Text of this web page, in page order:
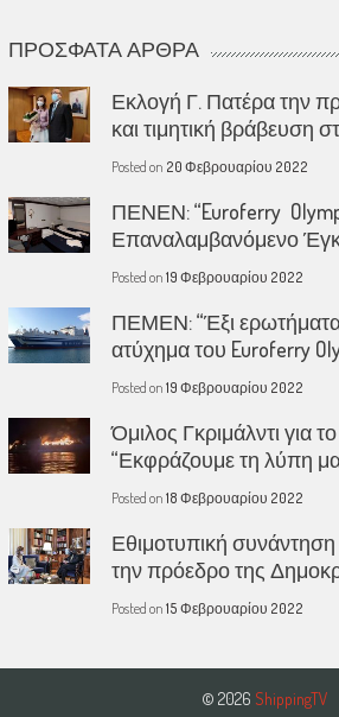
ΠΡΌΣΦΑΤΑ ΆΡΘΡΑ
Εκλογή Γ. Πατέρα την
και τιμητική βράβευση
Posted on 20 Φεβρουαρίου 2022
ΠΕΝΕΝ: “Euroferry
Επαναλαμβανόμενο
Posted on 19 Φεβρουαρίου 2022
ΠΕΜΕΝ: “Έξι ερωτήματα
ατύχημα του Euroferry
Posted on 19 Φεβρουαρίου 2022
Όμιλος Γκριμάλντι για
“Εκφράζουμε τη λύπη
Posted on 18 Φεβρουαρίου 2022
Εθιμοτυπική
την πρόεδρο της
Posted on 15 Φεβρουαρίου 2022
© 2026 ShippingTV